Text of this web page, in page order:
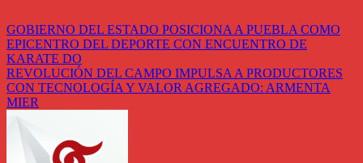
Navegación
de
entradas
GOBIERNO DEL ESTADO POSICIONA A PUEBLA COMO
EPICENTRO DEL DEPORTE CON ENCUENTRO DE
KARATE DO
REVOLUCIÓN DEL CAMPO IMPULSA A PRODUCTORES
CON TECNOLOGÍA Y VALOR AGREGADO: ARMENTA
MIER